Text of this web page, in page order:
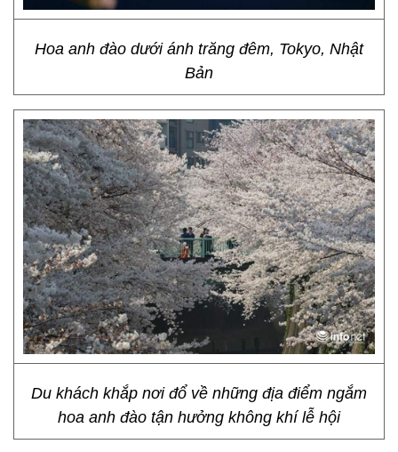
Hoa anh đào dưới ánh trăng đêm, Tokyo, Nhật
Bản
Du khách khắp nơi đổ về những địa điểm ngắm
hoa anh đào tận hưởng không khí lễ hội